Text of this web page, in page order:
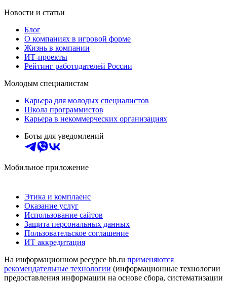
Новости и статьи
Блог
О компаниях в игровой форме
Жизнь в компании
ИТ-проекты
Рейтинг работодателей России
Молодым специалистам
Карьера для молодых специалистов
Школа программистов
Карьера в некоммерческих организациях
Боты для уведомлений
Мобильное приложение
Этика и комплаенс
Оказание услуг
Использование сайтов
Защита персональных данных
Пользовательское соглашение
ИТ аккредитация
На информационном ресурсе hh.ru применяются
рекомендательные технологии (информационные технологии
предоставления информации на основе сбора, систематизации